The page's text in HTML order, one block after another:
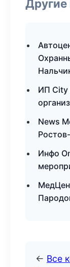
Другие
ИП City
News
Инфо
← Все